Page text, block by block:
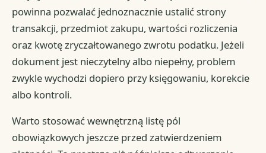
powinna pozwalać jednoznacznie ustalić strony
transakcji, przedmiot zakupu, wartości rozliczenia
oraz kwotę zryczałtowanego zwrotu podatku. Jeżeli
dokument jest nieczytelny albo niepełny, problem
zwykle wychodzi dopiero przy księgowaniu, korekcie
albo kontroli.
Warto stosować wewnętrzną listę pól
obowiązkowych jeszcze przed zatwierdzeniem